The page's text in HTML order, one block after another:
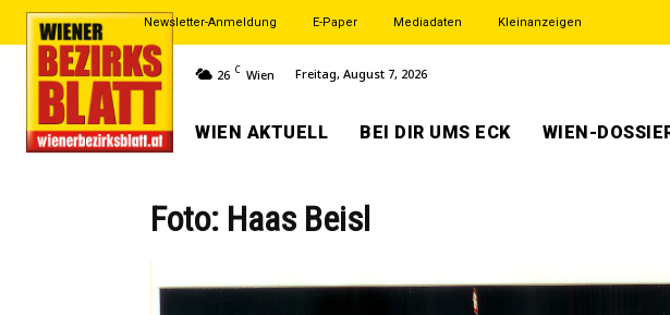
Newsletter-Anmeldung E-Paper Mediadaten Kleinanzeigen
26 C Wien Freitag, August 7, 2026
WIEN AKTUELL BEI DIR UMS ECK WIEN-
Foto: Haas Beisl